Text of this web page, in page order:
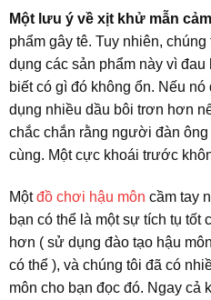
Một lưu ý về xịt khử mẫn
phẩm gây tê. Tuy nhiên,
dụng các sản phẩm này vì
biết có gì đó không ổn. Nếu
dụng nhiều dầu bôi trơn hơn
chắc chắn rằng người đàn
cùng. Một cực khoái trước
Mộtđồ chơi hậu môn cầm tay
bạn có thể là một sự tích tụ tốt
hơn ( sử dụng đào tạo hậu
có thể ), và chúng tôi đã có
môn cho bạn đọc đó. Ngay cả